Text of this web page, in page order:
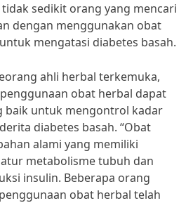
sedikit orang yang mencari
dengan menggunakan obat
mengatasi diabetes basah.
ahli herbal terkemuka,
obat herbal dapat
baik untuk mengontrol kadar
diabetes basah. “Obat
alami yang memiliki
metabolisme tubuh dan
insulin. Beberapa orang
obat herbal telah